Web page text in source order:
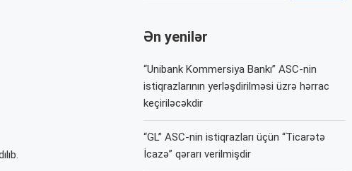
Ən yenilər
“Unibank Kommersiya Bankı” ASC-nin
istiqrazlarının yerləşdirilməsi üzrə hərrac
keçiriləcəkdir
“GL” ASC-nin istiqrazları üçün “Ticarətə
İcazə” qərarı verilmişdir